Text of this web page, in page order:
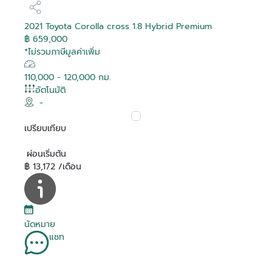
2021 Toyota Corolla cross 1.8 Hybrid Premium
฿ 659,000
*ไม่รวมภาษีมูลค่าเพิ่ม
110,000 - 120,000 กม.
อัตโนมัติ
-
เปรียบเทียบ
ผ่อนเริ่มต้น
฿ 13,172 /เดือน
นัดหมาย
แชท